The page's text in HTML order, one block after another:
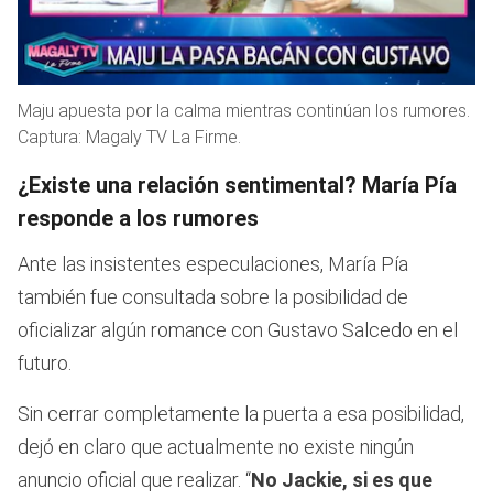
Maju apuesta por la calma mientras continúan los rumores.
Captura: Magaly TV La Firme.
¿Existe una relación sentimental? María Pía
responde a los rumores
Ante las insistentes especulaciones, María Pía
también fue consultada sobre la posibilidad de
oficializar algún romance con Gustavo Salcedo en el
futuro.
Sin cerrar completamente la puerta a esa posibilidad,
dejó en claro que actualmente no existe ningún
anuncio oficial que realizar. “No Jackie, si es que